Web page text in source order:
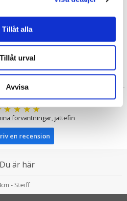
Tillåt alla
Tillåt urval
Avvisa
Helena
★★★★
förväntningar, jättefin
en recension
Du är här
- Steiff